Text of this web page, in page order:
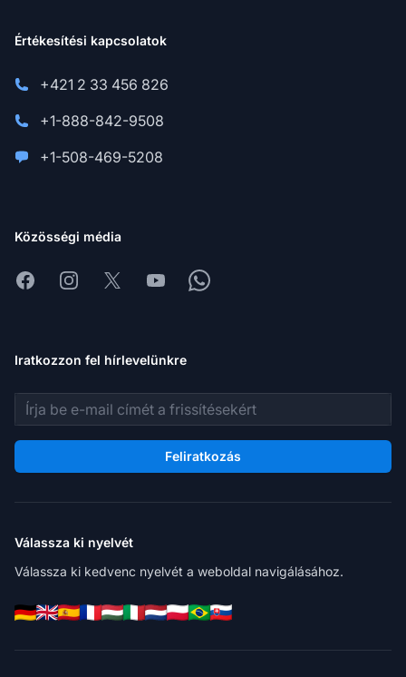
Értékesítési kapcsolatok
+421 2 33 456 826
+1-888-842-9508
+1-508-469-5208
Közösségi média
FacebookInstagram
X YoutubeWhatsapp
Iratkozzon fel hírlevelünkre
E-mail cím
Feliratkozás
Válassza ki nyelvét
Válassza ki kedvenc nyelvét a weboldal navigálásához.